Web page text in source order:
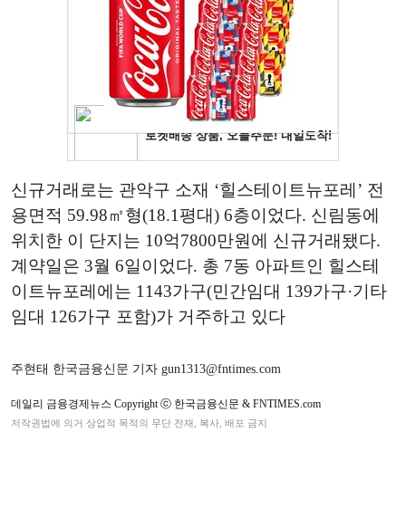
신규거래로는 관악구 소재 ‘힐스테이트뉴포레’ 전
용면적 59.98㎡형(18.1평대) 6층이었다. 신림동에
위치한 이 단지는 10억7800만원에 신규거래됐다.
계약일은 3월 6일이었다. 총 7동 아파트인 힐스테
이트뉴포레에는 1143가구(민간임대 139가구·기타
임대 126가구 포함)가 거주하고 있다
주현태 한국금융신문 기자 gun1313@fntimes.com
데일리 금융경제뉴스 Copyright ⓒ 한국금융신문 & FNTIMES.com
저작권법에 의거 상업적 목적의 무단 전재, 복사, 배포 금지